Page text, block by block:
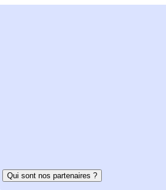
Qui sont nos partenaires ?